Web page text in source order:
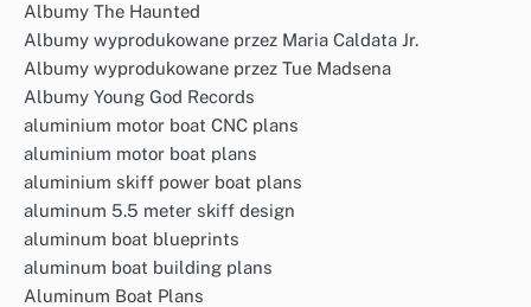
Albumy The Haunted
Albumy wyprodukowane przez Maria Caldata Jr.
Albumy wyprodukowane przez Tue Madsena
Albumy Young God Records
aluminium motor boat CNC plans
aluminium motor boat plans
aluminium skiff power boat plans
aluminum 5.5 meter skiff design
aluminum boat blueprints
aluminum boat building plans
Aluminum Boat Plans